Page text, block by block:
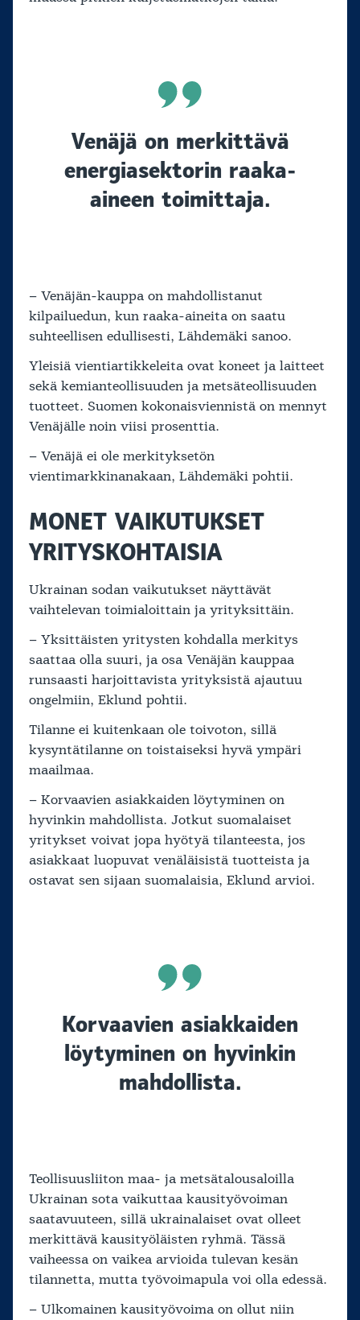
Venäjä on merkittävä
energiasektorin raaka-
aineen toimittaja.
– Venäjän-kauppa on mahdollistanut
kilpailuedun, kun raaka-aineita on saatu
suhteellisen edullisesti, Lähdemäki sanoo.
Yleisiä vientiartikkeleita ovat koneet ja laitteet
sekä kemianteollisuuden ja metsäteollisuuden
tuotteet. Suomen kokonaisviennistä on mennyt
Venäjälle noin viisi prosenttia.
– Venäjä ei ole merkityksetön
vientimarkkinanakaan, Lähdemäki pohtii.
MONET VAIKUTUKSET
YRITYSKOHTAISIA
Ukrainan sodan vaikutukset näyttävät
vaihtelevan toimialoittain ja yrityksittäin.
– Yksittäisten yritysten kohdalla merkitys
saattaa olla suuri, ja osa Venäjän kauppaa
runsaasti harjoittavista yrityksistä ajautuu
ongelmiin, Eklund pohtii.
Tilanne ei kuitenkaan ole toivoton, sillä
kysyntätilanne on toistaiseksi hyvä ympäri
maailmaa.
– Korvaavien asiakkaiden löytyminen on
hyvinkin mahdollista. Jotkut suomalaiset
yritykset voivat jopa hyötyä tilanteesta, jos
asiakkaat luopuvat venäläisistä tuotteista ja
ostavat sen sijaan suomalaisia, Eklund arvioi.
Korvaavien asiakkaiden
löytyminen on hyvinkin
mahdollista.
Teollisuusliiton maa- ja metsätalousaloilla
Ukrainan sota vaikuttaa kausityövoiman
saatavuuteen, sillä ukrainalaiset ovat olleet
merkittävä kausityöläisten ryhmä. Tässä
vaiheessa on vaikea arvioida tulevan kesän
tilannetta, mutta työvoimapula voi olla edessä.
– Ulkomainen kausityövoima on ollut niin